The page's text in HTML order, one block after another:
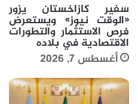
سفير كازاخستان يزور
«الوقت نيوز» ويستعرض
فرص الاستثمار والتطورات
الاقتصادية في بلاده
أغسطس 7, 2026